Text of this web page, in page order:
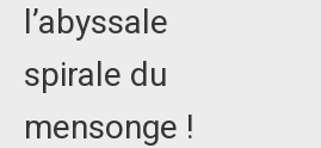
l’abyssale
spirale du
mensonge !